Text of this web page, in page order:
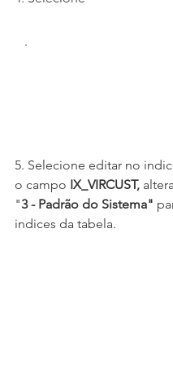
.
5. Selecione editar no
o campo IX_VIRCUST,
"3 - Padrão do Sistema"
indices da tabela.